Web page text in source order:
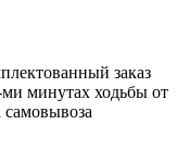
заказ
минутах ходьбы от